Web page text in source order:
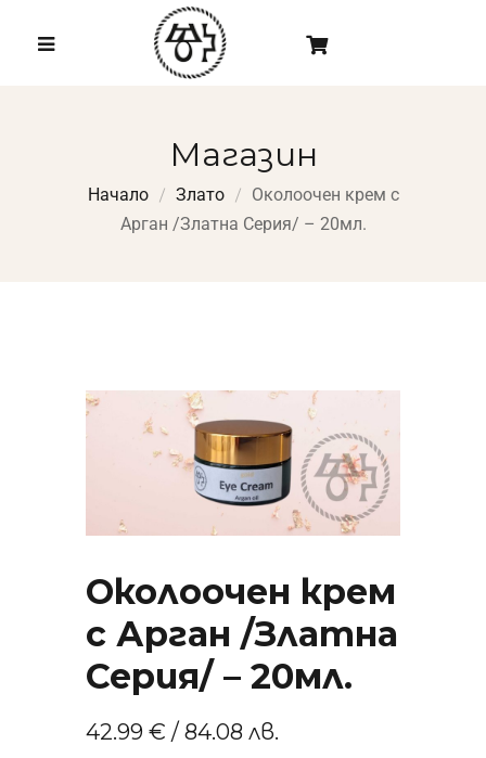
Магазин
Начало Злато
Околоочен крем с
Арган /Златна Серия/ – 20мл.
Околоочен крем
с Арган /Златна
Серия/ – 20мл.
42.99 € / 84.08 лв.